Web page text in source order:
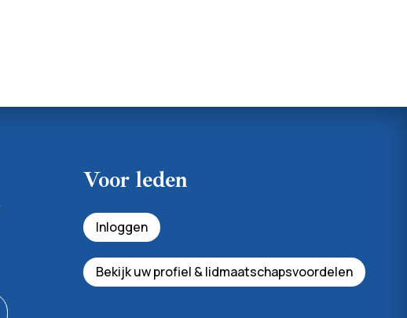
Voor leden
Inloggen
Bekijk uw profiel & lidmaatschapsvoordelen